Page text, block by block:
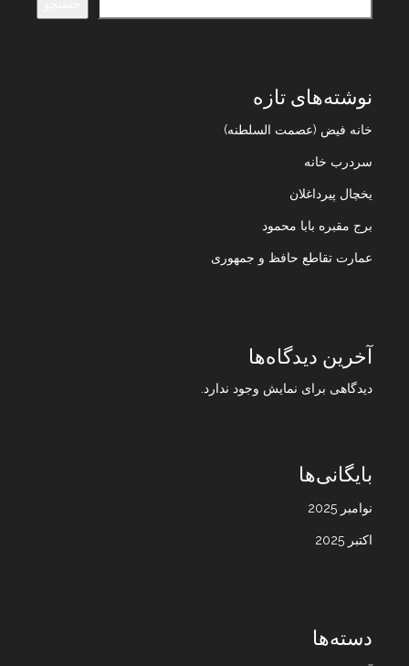
نوشته‌های تازه
خانه فیض (عصمت السلطنه)
سردرب خانه
یخچال پیرداغلان
برج مقبره بابا محمود
عمارت تقاطع حافظ و جمهوری
آخرین دیدگاه‌ها
دیدگاهی برای نمایش وجود ندارد.
بایگانی‌ها
نوامبر 2025
اکتبر 2025
دسته‌ها